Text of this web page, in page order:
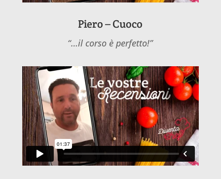
Piero – Cuoco
“…il corso è perfetto!”